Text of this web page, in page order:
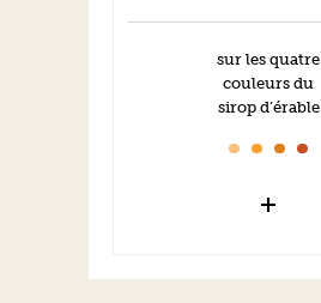
sur les quatre
couleurs du
sirop d’érable